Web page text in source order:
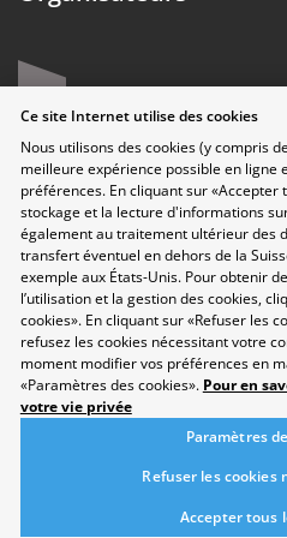
Protection des données
Disclaimer
Contact
Paramètres des cookies
Développement durable
Salon
Domaines professionnels
Ce site Internet utilise des cookies
Nous utilisons des cookies (y compris
meilleure expérience possible en ligne
préférences. En cliquant sur «Accepter
stockage et la lecture d'informations
également au traitement ultérieur des
transfert éventuel en dehors de la
exemple aux États-Unis. Pour obtenir
l’utilisation et la gestion des cookies,
cookies». En cliquant sur «Refuser les
refusez les cookies nécessitant votre
moment modifier vos préférences en
«Paramètres des cookies». Pour en
votre vie privée
Paramètres
Refuser les cookies
Accepter tous